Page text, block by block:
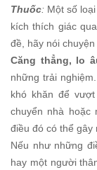
Thuốc: Một số
kích thích giác
đề, hãy nói
Căng thẳng, lo
những trải
khó khăn để
chuyển nhà hoặc
điều đó có thể gây
Nếu như những
hay một người